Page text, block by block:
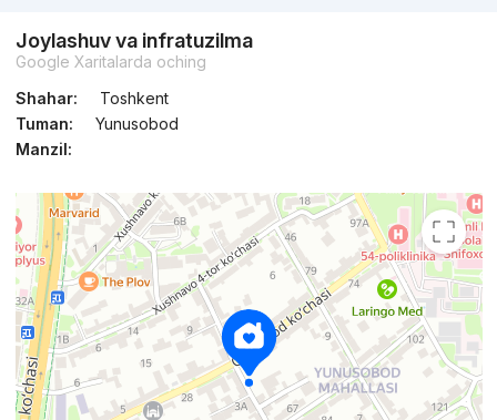
Joylashuv va infratuzilma
Google Xaritalarda oching
Shahar:
Toshkent
Tuman:
Yunusobod
Manzil: